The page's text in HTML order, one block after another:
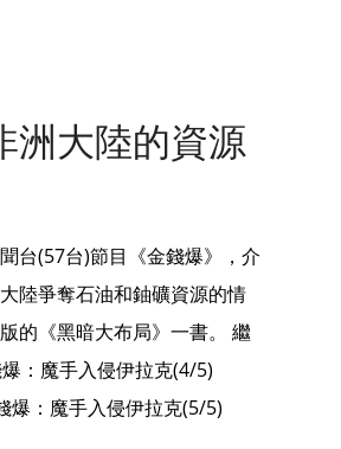
洲大陸的資源
台(57台)節目《金錢爆》，介
陸爭奪石油和鈾礦資源的情
的《黑暗大布局》一書。 繼
：魔手入侵伊拉克(4/5)
爆：魔手入侵伊拉克(5/5)